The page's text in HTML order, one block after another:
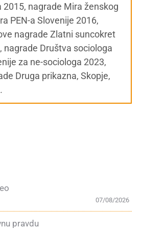
2015, nagrade Mira ženskog
PEN-a Slovenije 2016,
nagrade Zlatni suncokret
nagrade Društva sociologa
za ne-sociologa 2023,
Druga prikazna, Skopje,
07/08/2026
pravdu